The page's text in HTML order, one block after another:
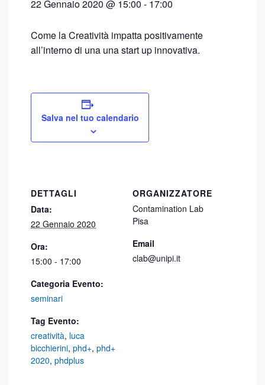
22 Gennaio 2020 @ 15:00 - 17:00
Come la Creatività impatta positivamente
all’interno di una una start up innovativa.
Salva nel tuo calendario
DETTAGLI
Data:
22 Gennaio 2020
Ora:
15:00 - 17:00
Categoria Evento:
seminari
Tag Evento:
creatività, luca
bicchierini, phd+, phd+
2020, phdplus
ORGANIZZATORE
Contamination Lab
Pisa
Email
clab@unipi.it